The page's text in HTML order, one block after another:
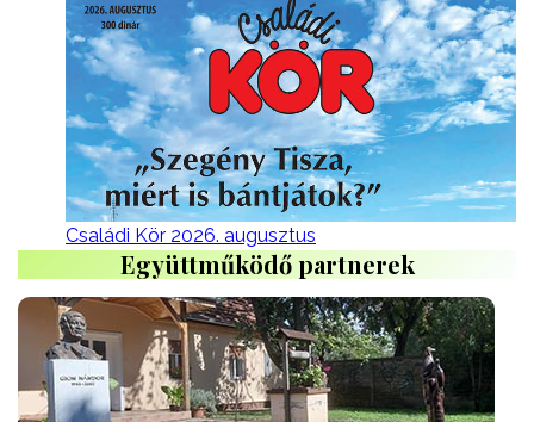
Családi Kör 2026. augusztus
Együttműködő partnerek